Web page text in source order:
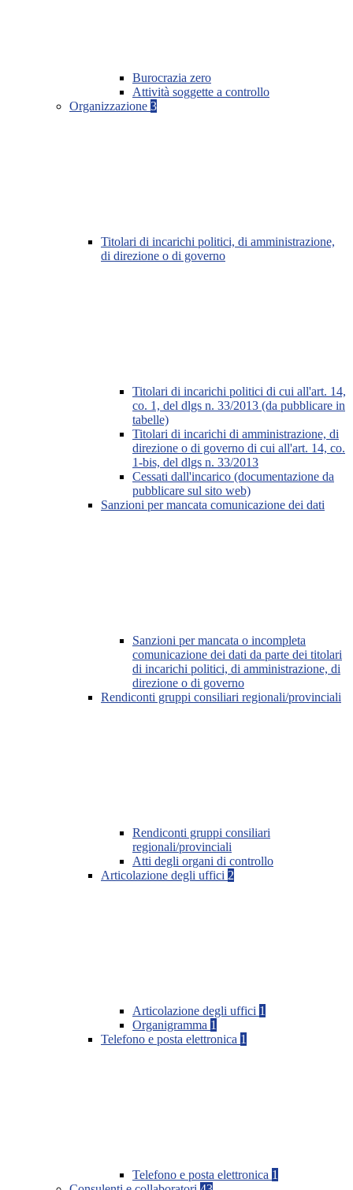
Burocrazia zero
Attività soggette a controllo
Organizzazione 3
Titolari di incarichi politici, di amministrazione,
di direzione o di governo
Titolari di incarichi politici di cui all'art. 14,
co. 1, del dlgs n. 33/2013 (da pubblicare in
tabelle)
Titolari di incarichi di amministrazione, di
direzione o di governo di cui all'art. 14, co.
1-bis, del dlgs n. 33/2013
Cessati dall'incarico (documentazione da
pubblicare sul sito web)
Sanzioni per mancata comunicazione dei dati
Sanzioni per mancata o incompleta
comunicazione dei dati da parte dei titolari
di incarichi politici, di amministrazione, di
direzione o di governo
Rendiconti gruppi consiliari regionali/provinciali
Rendiconti gruppi consiliari
regionali/provinciali
Atti degli organi di controllo
Articolazione degli uffici 2
Articolazione degli uffici 1
Organigramma 1
Telefono e posta elettronica 1
Telefono e posta elettronica 1